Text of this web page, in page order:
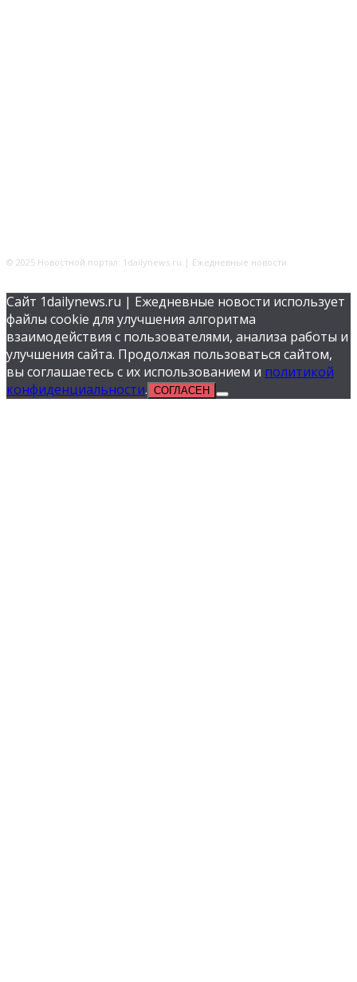
© 2025 Новостной портал: 1dailynews.ru | Ежедневные новости
Сайт 1dailynews.ru | Ежедневные новости использует
файлы cookie для улучшения алгоритма
взаимодействия с пользователями, анализа работы и
улучшения сайта. Продолжая пользоваться сайтом,
вы соглашаетесь с их использованием и политикой
конфиденциальности. СОГЛАСЕН